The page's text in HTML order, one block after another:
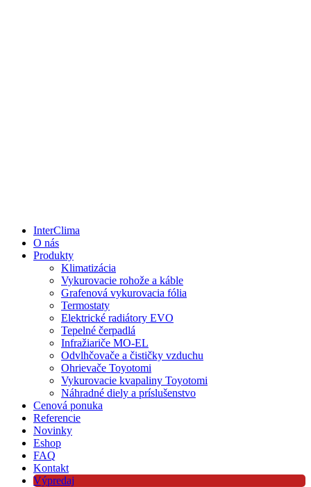
InterClima
O nás
Produkty
Klimatizácia
Vykurovacie rohože a káble
Grafenová vykurovacia fólia
Termostaty
Elektrické radiátory EVO
Tepelné čerpadlá
Infražiariče MO-EL
Odvlhčovače a čističky vzduchu
Ohrievače Toyotomi
Vykurovacie kvapaliny Toyotomi
Náhradné diely a príslušenstvo
Cenová ponuka
Referencie
Novinky
Eshop
FAQ
Kontakt
Výpredaj